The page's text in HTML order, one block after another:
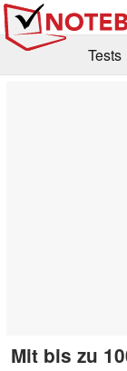
Tests
Mit bis zu